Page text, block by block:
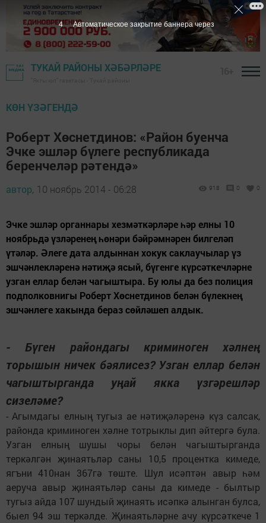
ТУКАЙ РАЙОНЫ ХӘБӘРЛӘРЕ
КӨН ҮЗӘГЕНДӘ
Роберт Хөснетдинов: «Район буенча
Эчке эшләр бүлеге республикада
беренчеләр рәтендә»
автор, 10 ноябрь 2014 - 06:28 918 0 0
Эчке эшләр органнары хезмәткәрләре һәр елны 10
ноябрьдә үзләренең һөнәри бәйрәмнәрен билгеләп
үтәләр. Әлеге дата алдыннан хокук саклаучылар үз
эшчәнлекләренә нәтиҗә ясый, бүгенге күрсәткечләрне
узган еллар белән чагыштыра. Бу юлы да без полиция
подполковнигы Роберт Хөснетдинов белән бүлекнең
эшчәнлеге хакында бераз сөйләшеп алдык.
- Бүген райондагы криминоген хәлнең
торышын ничек бәялисез? Узган еллар белән
чагыштырганда уңай якка үзгәрешләр
сизеләме?
- Агымдагы елның тугыз ае нәтиҗәләренә күз салсак,
районда криминоген хәлне тотрыклы дип әйтергә була.
Узган елның шушы чоры белән чагыштырганда
теркәлгән җинаятьләр саны 10,5 процентка кимеде,
ягъни 410нан 367гә төште. Шул исәптән авыр һәм
аеруча авыр җинаятьләр саны да кимеде - былтыр
тугыз айда 107 шундый җинаять исәпкә алынган булса,
быел 94 эш теркәлде. Җинаятьләрне ачу күрсәткече 1
3 Автоматическое закрытие баннера через